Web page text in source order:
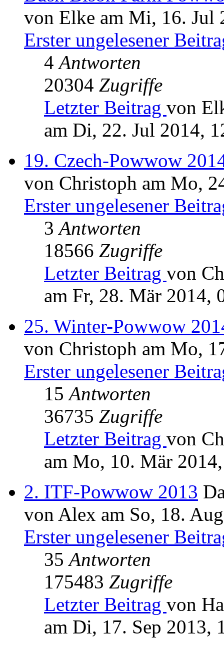
von Elke am Mi, 16. Jul
Erster ungelesener
4Antworten
20304 Zugriffe
Letzter Beitrag von
am Di, 22. Jul 2014,
19. Czech-Powwow
von Christoph am Mo,
Erster ungelesener
3Antworten
18566 Zugriffe
Letzter Beitrag von
am Fr, 28. Mär 2014,
25. Winter-Powwow
von Christoph am Mo,
Erster ungelesener
15Antworten
36735 Zugriffe
Letzter Beitrag von
am Mo, 10. Mär
2. ITF-Powwow 2013
von Alex am So, 18.
Erster ungelesener
35Antworten
175483 Zugriffe
Letzter Beitrag von
am Di, 17. Sep 2013,